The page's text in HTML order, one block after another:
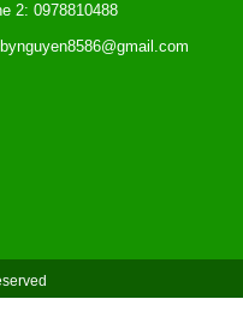
2: 0978810488